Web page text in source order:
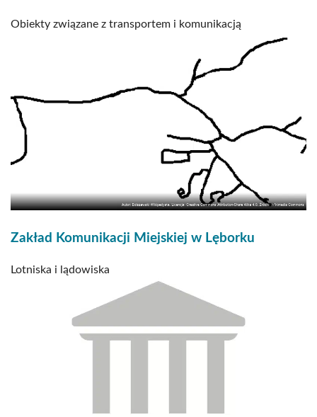
Obiekty związane z transportem i komunikacją
Zakład Komunikacji Miejskiej w Lęborku
Lotniska i lądowiska